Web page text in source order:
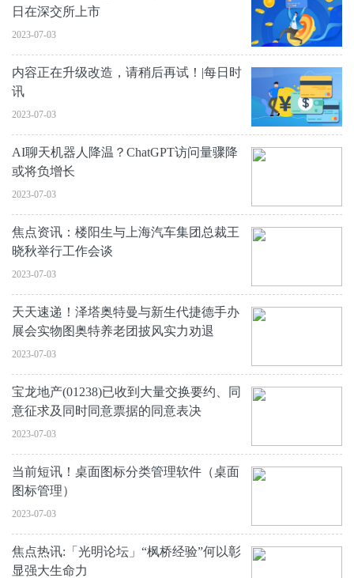
日在深交所上市
2023-07-03
内容正在升级改造，请稍后再试！|每日时
讯
2023-07-03
AI聊天机器人降温？ChatGPT访问量骤降
或将负增长
2023-07-03
焦点资讯：楼阳生与上海汽车集团总裁王
晓秋举行工作会谈
2023-07-03
天天速递！泽塔奥特曼与新生代捷德手办
展会实物图奥特养老团披风实力劝退
2023-07-03
宝龙地产(01238)已收到大量交换要约、同
意征求及同时同意票据的同意表决
2023-07-03
当前短讯！桌面图标分类管理软件（桌面
图标管理）
2023-07-03
焦点热讯:「光明论坛」“枫桥经验”何以彰
显强大生命力